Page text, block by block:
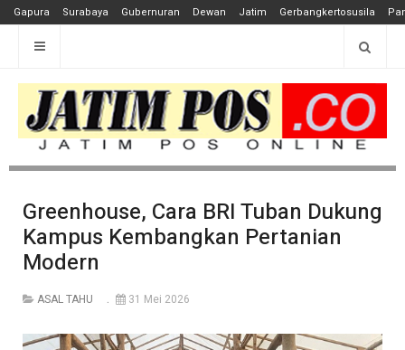
Gapura Surabaya Gubernuran Dewan Jatim Gerbangkertosusila
Greenhouse, Cara BRI Tuban Dukung
Kampus Kembangkan Pertanian
Modern
ASAL TAHU 31 Mei 2026